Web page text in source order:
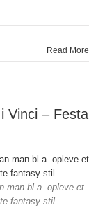
Read More
Vinci – Festa
man bl.a. opleve et
fantasy stil